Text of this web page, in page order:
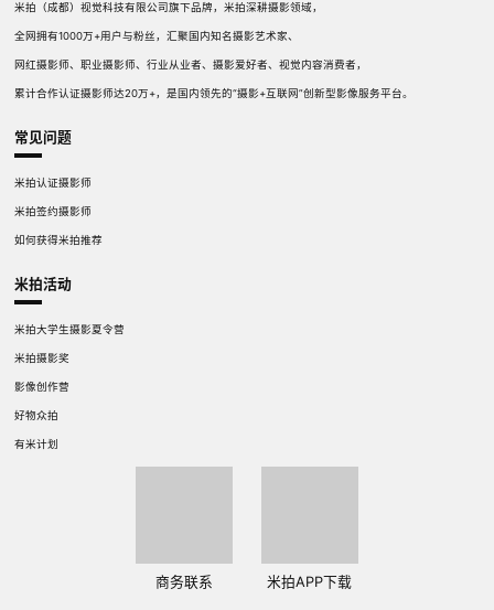
米拍（成都）视觉科技有限公司旗下品牌，米拍深耕摄影领域，
全网拥有1000万+用户与粉丝，汇聚国内知名摄影艺术家、
网红摄影师、职业摄影师、行业从业者、摄影爱好者、视觉内容消费者，
累计合作认证摄影师达20万+，是国内领先的“摄影+互联网”创新型影像服务平台。
常见问题
米拍认证摄影师
米拍签约摄影师
如何获得米拍推荐
米拍活动
米拍大学生摄影夏令营
米拍摄影奖
影像创作营
好物众拍
有米计划
商务联系 米拍APP下载